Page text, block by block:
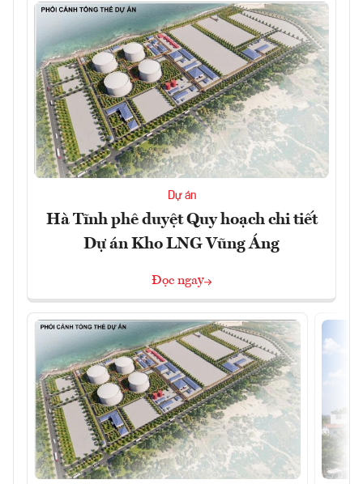
Dự án
Hà Tĩnh phê duyệt Quy hoạch chi tiết
Dự án Kho LNG Vũng Áng
Đọc ngay